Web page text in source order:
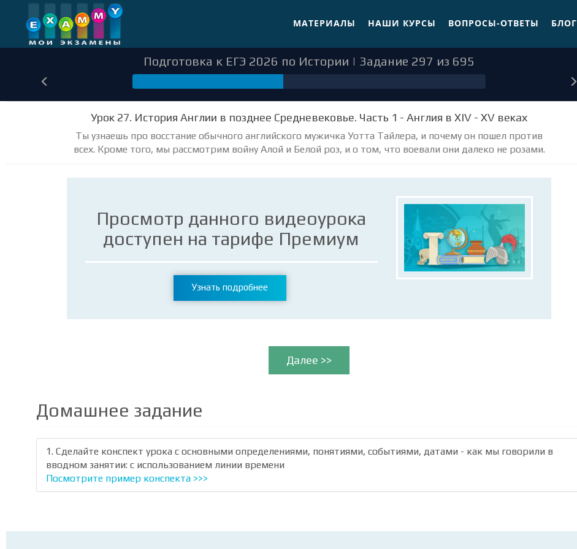
МАТЕРИАЛЫ НАШИ КУРСЫ ВОПРОСЫ-ОТВЕТЫ БЛОГ
Подготовка к ЕГЭ 2026 по Истории | Задание 297 из 695
Урок 27. История Англии в позднее Средневековье. Часть 1 - Англия в XIV - XV веках
Ты узнаешь про восстание обычного английского мужичка Уотта Тайлера, и почему он пошел против
всех. Кроме того, мы рассмотрим войну Алой и Белой роз, и о том, что воевали они далеко не розами.
Просмотр данного видеоурока
доступен на тарифе Премиум
Узнать подробнее
Далее >>
Домашнее задание
1. Сделайте конспект урока с основными определениями, понятиями, событиями, датами - как мы говорили в
вводном занятии: с использованием линии времени
Посмотрите пример конспекта >>>